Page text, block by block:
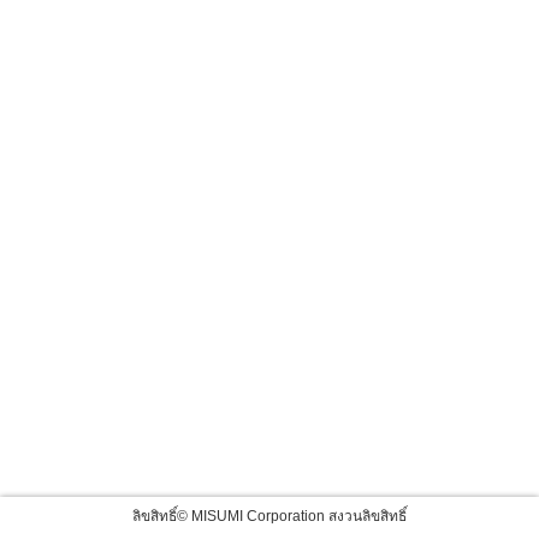
ลิขสิทธิ์© MISUMI Corporation สงวนลิขสิทธิ์